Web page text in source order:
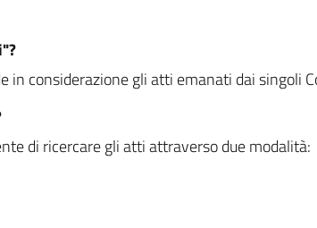
in considerazione gli atti emanati dai singoli
di ricercare gli atti attraverso due modalità: